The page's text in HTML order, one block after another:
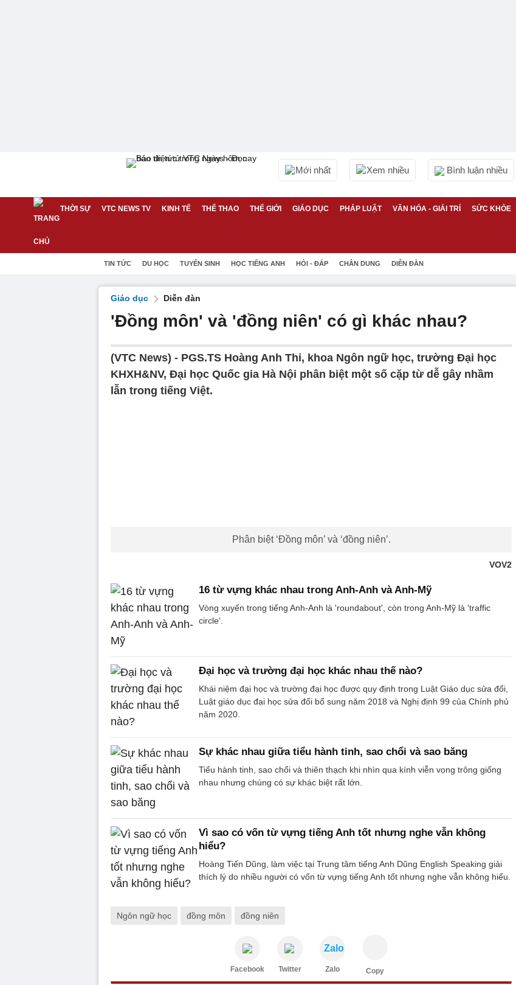
Mới nhất Xem nhiều Bình luận nhiều
THỜI SỰ VTC NEWS TV KINH TẾ THỂ THAO THẾ GIỚI GIÁO DỤC PHÁP LUẬT VĂN HÓA - GIẢI TRÍ SỨC KHỎE
TIN TỨC DU HỌC TUYỂN SINH HỌC TIẾNG ANH HỎI - ĐÁP CHÂN DUNG DIỄN ĐÀN
Giáo dục Diễn đàn
'Đồng môn' và 'đồng niên' có gì khác nhau?
(VTC News) - PGS.TS Hoàng Anh Thi, khoa Ngôn ngữ học, trường Đại học
KHXH&NV, Đại học Quốc gia Hà Nội phân biệt một số cặp từ dễ gây nhầm
lẫn trong tiếng Việt.
Phân biệt ‘Đồng môn’ và ‘đồng niên’.
VOV2
16 từ vựng khác nhau trong Anh-Anh và Anh-Mỹ
Vòng xuyến trong tiếng Anh-Anh là 'roundabout', còn trong Anh-Mỹ là 'traffic
circle'.
Đại học và trường đại học khác nhau thế nào?
Khái niệm đại học và trường đại học được quy định trong Luật Giáo dục sửa đổi,
Luật giáo dục đại học sửa đổi bổ sung năm 2018 và Nghị định 99 của Chính phủ
năm 2020.
Sự khác nhau giữa tiểu hành tinh, sao chổi và sao băng
Tiểu hành tinh, sao chổi và thiên thạch khi nhìn qua kính viễn vọng trông giống
nhau nhưng chúng có sự khác biệt rất lớn.
Vì sao có vốn từ vựng tiếng Anh tốt nhưng nghe vẫn không
hiểu?
Hoàng Tiến Dũng, làm việc tại Trung tâm tiếng Anh Dũng English Speaking giải
thích lý do nhiều người có vốn từ vựng tiếng Anh tốt nhưng nghe vẫn không hiểu.
Ngôn ngữ học đồng môn đồng niên
Facebook Twitter
Zalo
Zalo Copy